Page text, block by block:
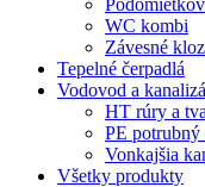
WC kombi
Závesné
Tepelné čerpadlá
Vodovod a
HT rúry a
PE potrubný
Vonkajšia
Všetky produkty